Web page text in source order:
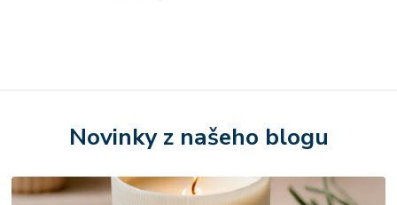
Novinky z našeho blogu